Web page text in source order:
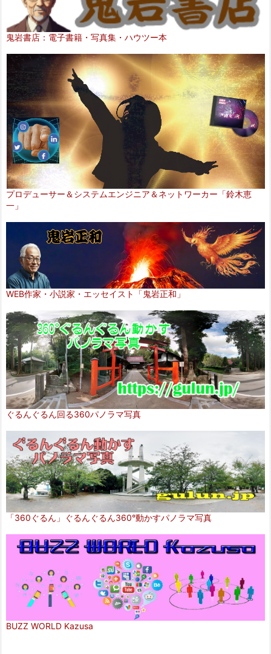
鬼岩書店：電子書籍・写真集・ハウツー本
プロデューサー＆システムエンジニア＆ネットワーカー「鈴木恵
一」
WEB作家・小説家・エッセイスト「鬼岩正和」
ぐるんぐるん回る360パノラマ写真
「360ぐるん」ぐるんぐるん360°動かすパノラマ写真
BUZZ WORLD Kazusa